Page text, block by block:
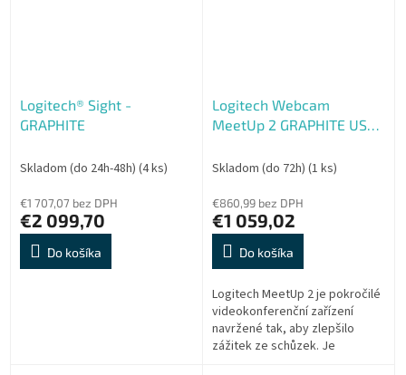
Logitech® Sight -
GRAPHITE
Skladom (do 24h-48h) (4 ks)
€1 707,07 bez DPH
€2 099,70
Do košíka
Logitech Webcam
MeetUp 2 GRAPHITE USB
Skladom (do 72h) (1 ks)
€860,99 bez DPH
€1 059,02
Do košíka
Logitech MeetUp 2 je pokročilé
videokonferenční zařízení
navržené tak, aby zlepšilo
zážitek ze schůzek. Je